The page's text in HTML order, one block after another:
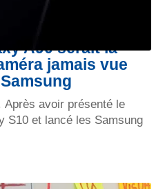
A90 serait la
jamais vue
Après avoir présenté le
S10 et lancé les Samsung